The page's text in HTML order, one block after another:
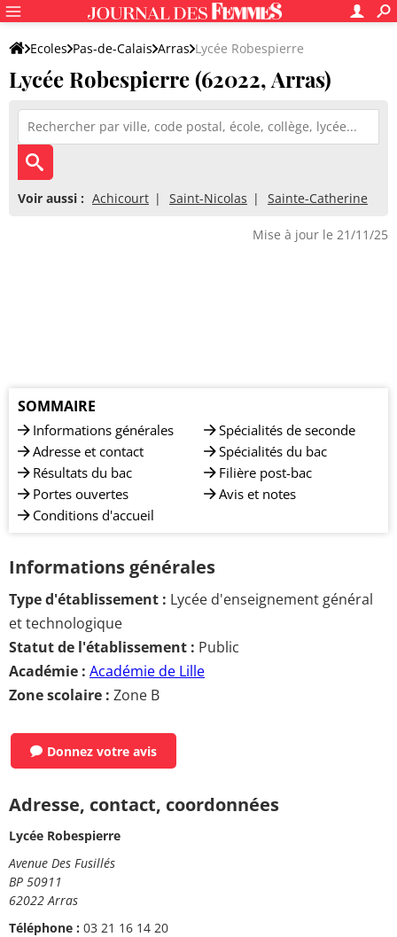
Ecoles Pas-de-Calais Arras Lycée Robespierre
Lycée Robespierre (62022, Arras)
Voir aussi : Achicourt Saint-Nicolas Sainte-Catherine
Mise à jour le 21/11/25
SOMMAIRE
Informations générales
Adresse et contact
Résultats du bac
Portes ouvertes
Conditions d'accueil
Spécialités de seconde
Spécialités du bac
Filière post-bac
Avis et notes
Informations générales
Type d'établissement : Lycée d'enseignement général
et technologique
Statut de l'établissement : Public
Académie : Académie de Lille
Zone scolaire : Zone B
Donnez votre avis
Adresse, contact, coordonnées
Lycée Robespierre
Avenue Des Fusillés
BP 50911
62022 Arras
Téléphone : 03 21 16 14 20